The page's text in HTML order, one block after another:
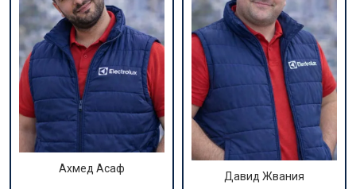
Ахмед Асаф
Давид Жвания